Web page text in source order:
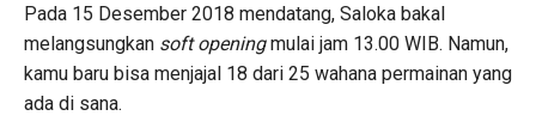
Pada 15 Desember 2018 mendatang, Saloka bakal
melangsungkan soft openingmulai jam 13.00 WIB. Namun,
kamu baru bisa menjajal 18 dari 25 wahana permainan yang
ada di sana.